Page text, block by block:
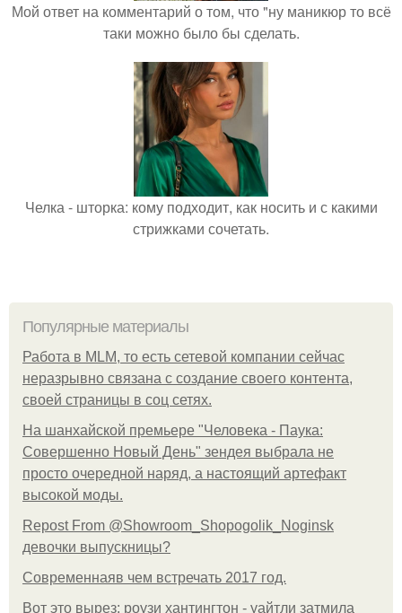
Мой ответ на комментарий о том, что "ну маникюр то всё
таки можно было бы сделать.
Челка - шторка: кому подходит, как носить и с какими
стрижками сочетать.
Популярные материалы
Работа в MLM, то есть сетевой компании сейчас
неразрывно связана с создание своего контента,
своей страницы в соц сетях.
На шанхайской премьере "Человека - Паука:
Совершенно Новый День" зендея выбрала не
просто очередной наряд, а настоящий артефакт
высокой моды.
Repost From @Showroom_Shopogolik_Noginsk
девочки выпускницы?
Современнаяв чем встречать 2017 год.
Вот это вырез: роузи хантингтон - уайтли затмила